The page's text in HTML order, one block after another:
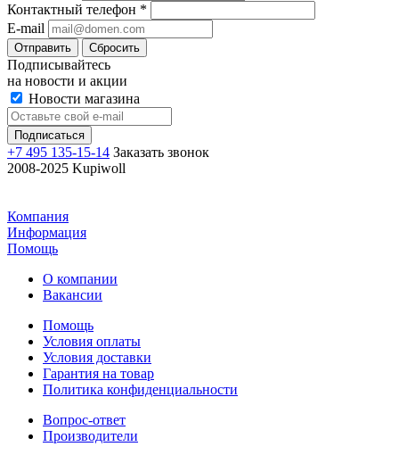
Контактный телефон *
E-mail
Отправить Сбросить
Подписывайтесь
на новости и акции
Новости магазина
+7 495 135-15-14 Заказать звонок
2008-2025 Kupiwoll
Компания
Информация
Помощь
О компании
Вакансии
Помощь
Условия оплаты
Условия доставки
Гарантия на товар
Политика конфиденциальности
Вопрос-ответ
Производители